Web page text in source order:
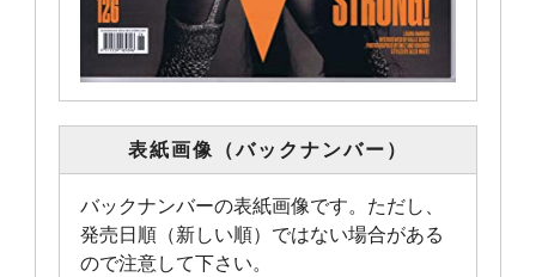
表紙画像（バックナンバー）
バックナンバーの表紙画像です。ただし、
発売日順（新しい順）ではない場合がある
ので注意して下さい。